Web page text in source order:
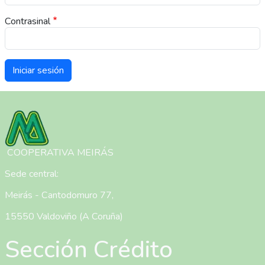
Contrasinal
Imaxe
COOPERATIVA MEIRÁS
Sede central:
Meirás - Cantodomuro 77,
15550 Valdoviño (A Coruña)
Sección Crédito